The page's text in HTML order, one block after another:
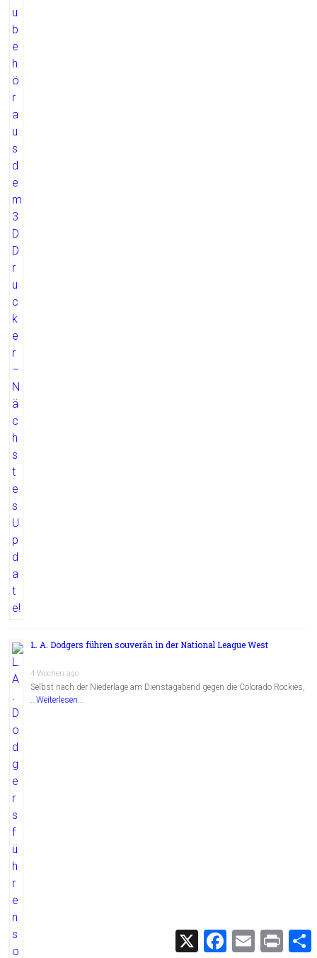
L. A. Dodgers führen souverän in der National League West
4 Wochen ago
Selbst nach der Niederlage am Dienstagabend gegen die Colorado Rockies,
…Weiterlesen...
X
F
E
m
P